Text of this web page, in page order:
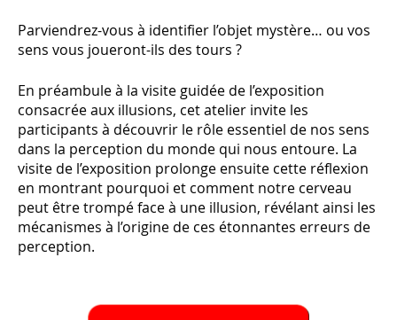
Parviendrez-vous à identifier l’objet mystère… ou vos
sens vous joueront-ils des tours ?
En préambule à la visite guidée de l’exposition
consacrée aux illusions, cet atelier invite les
participants à découvrir le rôle essentiel de nos sens
dans la perception du monde qui nous entoure. La
visite de l’exposition prolonge ensuite cette réflexion
en montrant pourquoi et comment notre cerveau
peut être trompé face à une illusion, révélant ainsi les
mécanismes à l’origine de ces étonnantes erreurs de
perception.